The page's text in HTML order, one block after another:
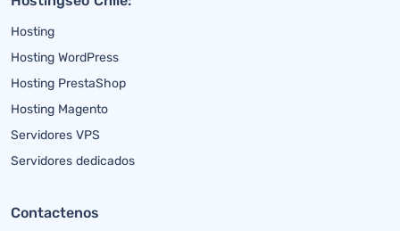
Hosting
Hosting WordPress
Hosting PrestaShop
Hosting Magento
Servidores VPS
Servidores dedicados
Contactenos